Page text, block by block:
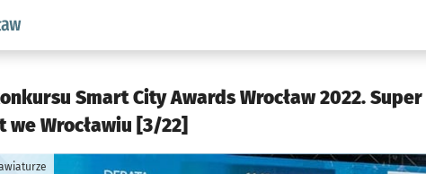
Strategia rozwoju przedsiębiorczości miasta Wrocławia
Smart City Awards Wrocław 2022.
we Wrocławiu [3/22]